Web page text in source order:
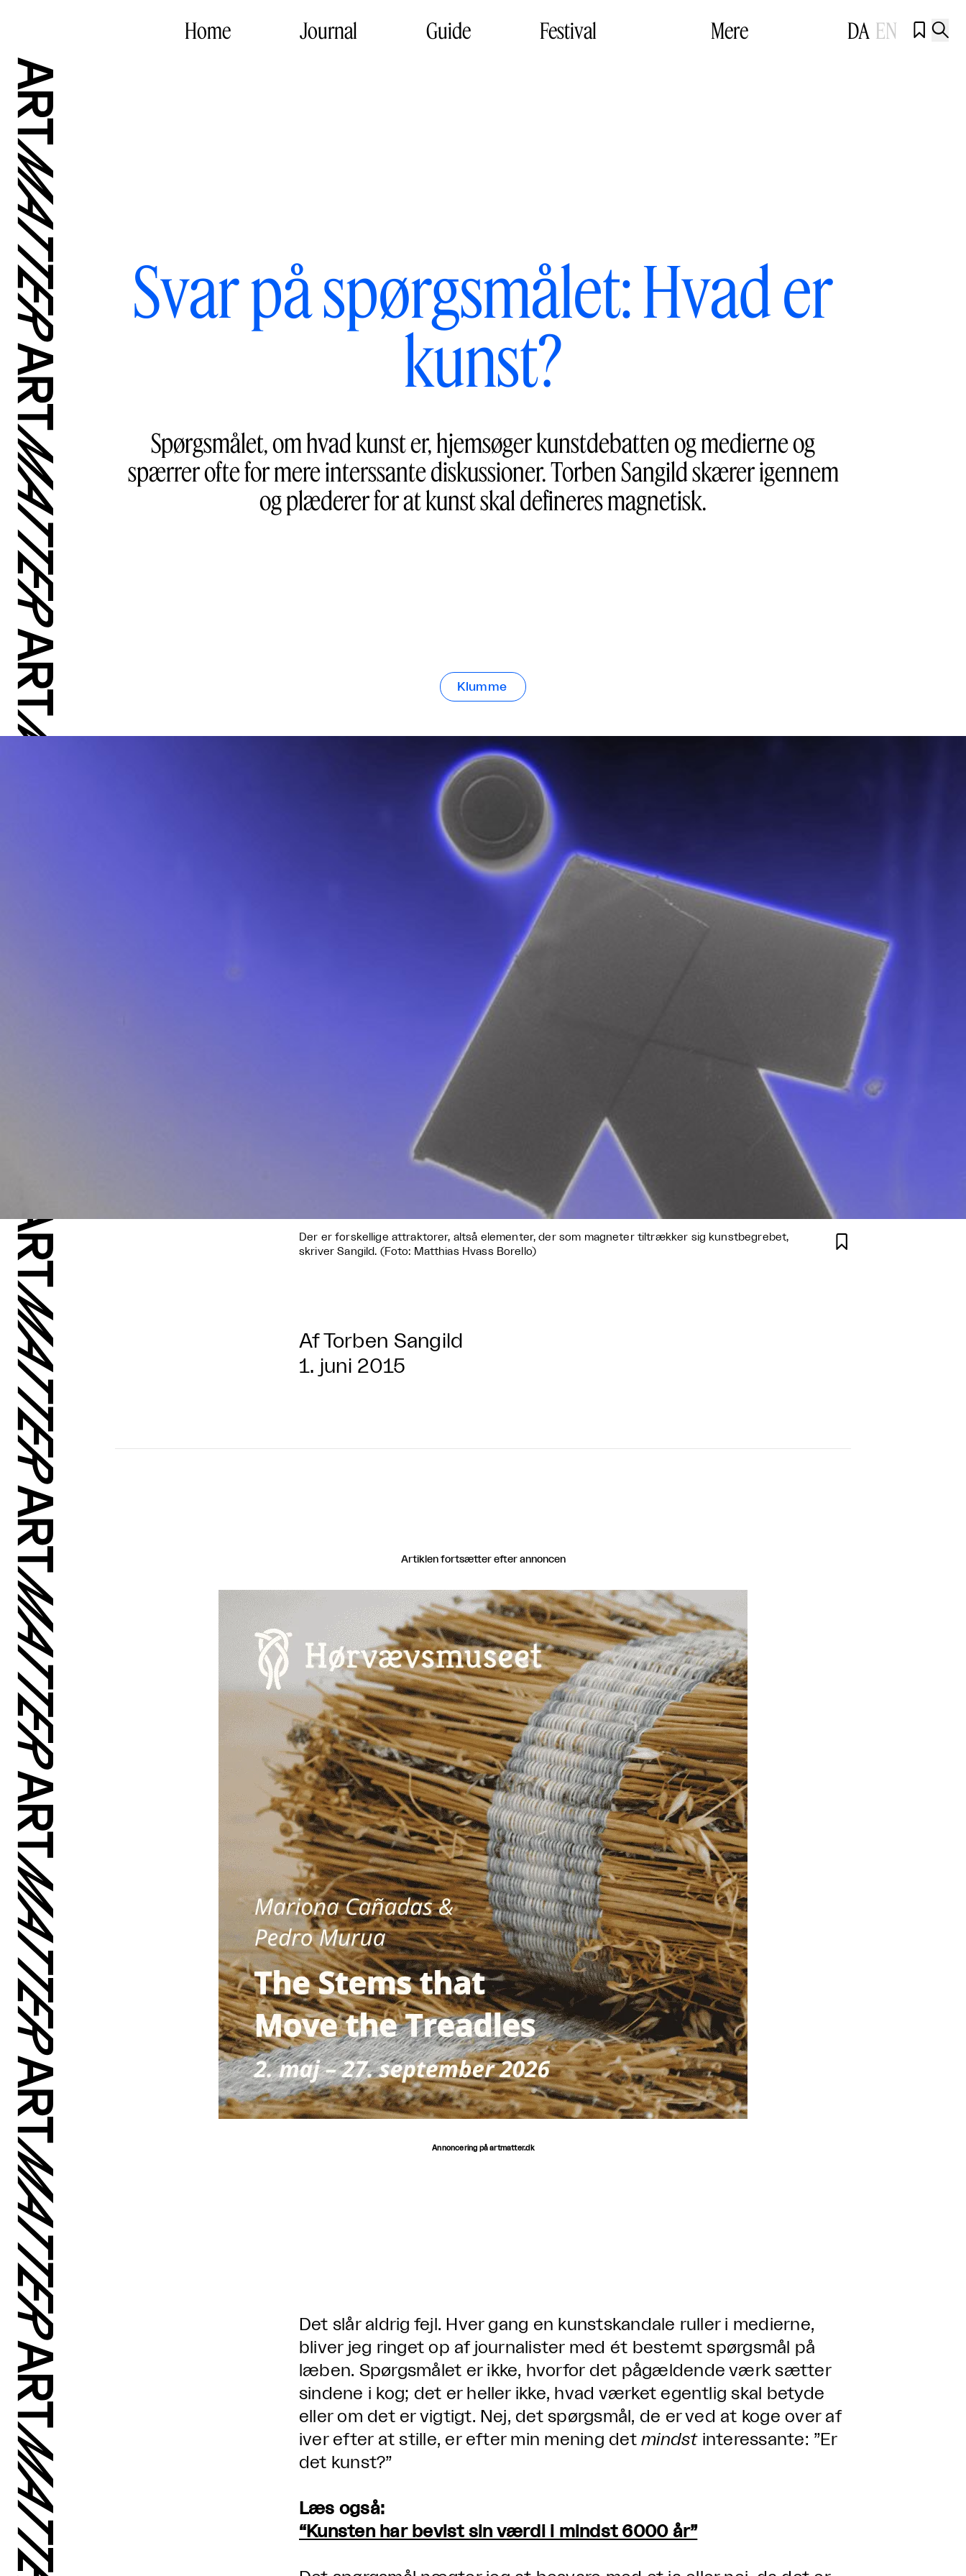
Home Journal Guide Festival Mere DA EN  
Svar på spørgsmålet: Hvad er
kunst?
Spørgsmålet, om hvad kunst er, hjemsøger kunstdebatten og medierne og
spærrer ofte for mere interssante diskussioner. Torben Sangild skærer igennem
og plæderer for at kunst skal defineres magnetisk.
Klumme
Der er forskellige attraktorer, altså elementer, der som magneter tiltrækker sig kunstbegrebet,
skriver Sangild. (Foto: Matthias Hvass Borello)

AfTorben Sangild
1. juni 2015
Artiklen fortsætter efter annoncen
Annoncering på artmatter.dk
Det slår aldrig fejl. Hver gang en kunstskandale ruller i medierne,
bliver jeg ringet op af journalister med ét bestemt spørgsmål på
læben. Spørgsmålet er ikke, hvorfor det pågældende værk sætter
sindene i kog; det er heller ikke, hvad værket egentlig skal betyde
eller om det er vigtigt. Nej, det spørgsmål, de er ved at koge over af
iver efter at stille, er efter min mening detmindstinteressante: ”Er
det kunst?”
Læs også:
“Kunsten har bevist sin værdi i mindst 6000 år”